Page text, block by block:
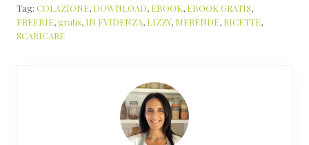
Tag: COLAZIONE, DOWNLOAD, EBOOK, EBOOK GRATIS,
FREEBIE,gratis, IN EVIDENZA, LIZZY, MERENDE, RICETTE,
SCARICARE